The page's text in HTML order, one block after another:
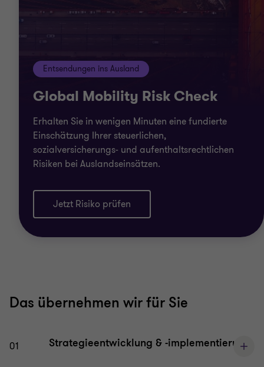
Entsendungen ins Ausland
Global Mobility Risk Check
Erhalten Sie in wenigen Minuten eine fundierte
Einschätzung Ihrer steuerlichen,
sozialversicherungs- und aufenthaltsrechtlichen
Risiken bei Auslandseinsätzen.
Jetzt Risiko prüfen
Das übernehmen wir für Sie
01 Strategieentwicklung & -implementierung